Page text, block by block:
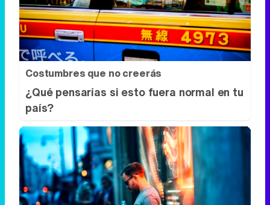
¿Qué pensarías si esto fuera normal en tu
país?
¿Sabes qué baja tu ánimo?